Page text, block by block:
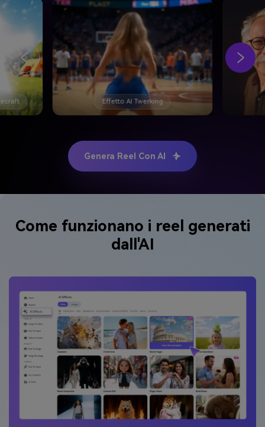
Effetto AI Twerking
Genera Reel Con AI
Come funzionano i reel generati
dall'AI